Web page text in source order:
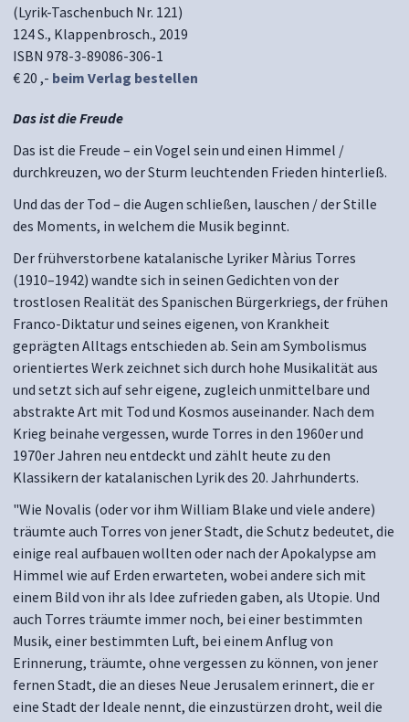
(Lyrik-Taschenbuch Nr. 121)
124 S., Klappenbrosch., 2019
ISBN 978-3-89086-306-1
€ 20 ,- beim Verlag bestellen
Das ist die Freude
Das ist die Freude – ein Vogel sein und einen Himmel /
durchkreuzen, wo der Sturm leuchtenden Frieden hinterließ.
Und das der Tod – die Augen schließen, lauschen / der Stille
des Moments, in welchem die Musik beginnt.
Der frühverstorbene katalanische Lyriker Màrius Torres
(1910–1942) wandte sich in seinen Gedichten von der
trostlosen Realität des Spanischen Bürgerkriegs, der frühen
Franco-Diktatur und seines eigenen, von Krankheit
geprägten Alltags entschieden ab. Sein am Symbolismus
orientiertes Werk zeichnet sich durch hohe Musikalität aus
und setzt sich auf sehr eigene, zugleich unmittelbare und
abstrakte Art mit Tod und Kosmos auseinander. Nach dem
Krieg beinahe vergessen, wurde Torres in den 1960er und
1970er Jahren neu entdeckt und zählt heute zu den
Klassikern der katalanischen Lyrik des 20. Jahrhunderts.
"Wie Novalis (oder vor ihm William Blake und viele andere)
träumte auch Torres von jener Stadt, die Schutz bedeutet, die
einige real aufbauen wollten oder nach der Apokalypse am
Himmel wie auf Erden erwarteten, wobei andere sich mit
einem Bild von ihr als Idee zufrieden gaben, als Utopie. Und
auch Torres träumte immer noch, bei einer bestimmten
Musik, einer bestimmten Luft, bei einem Anflug von
Erinnerung, träumte, ohne vergessen zu können, von jener
fernen Stadt, die an dieses Neue Jerusalem erinnert, die er
eine Stadt der Ideale nennt, die einzustürzen droht, weil die